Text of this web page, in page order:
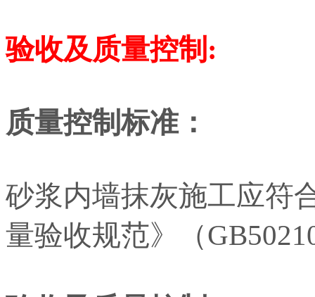
验收及质量控制:
质量控制标准：
砂浆内墙抹灰施工应符
量验收规范》（